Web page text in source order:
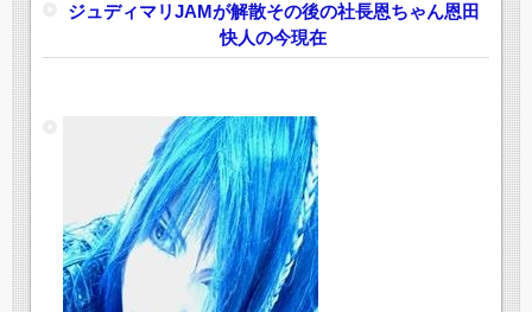
ジュディマリJAMが解散その後の社長恩ちゃん恩田
快人の今現在